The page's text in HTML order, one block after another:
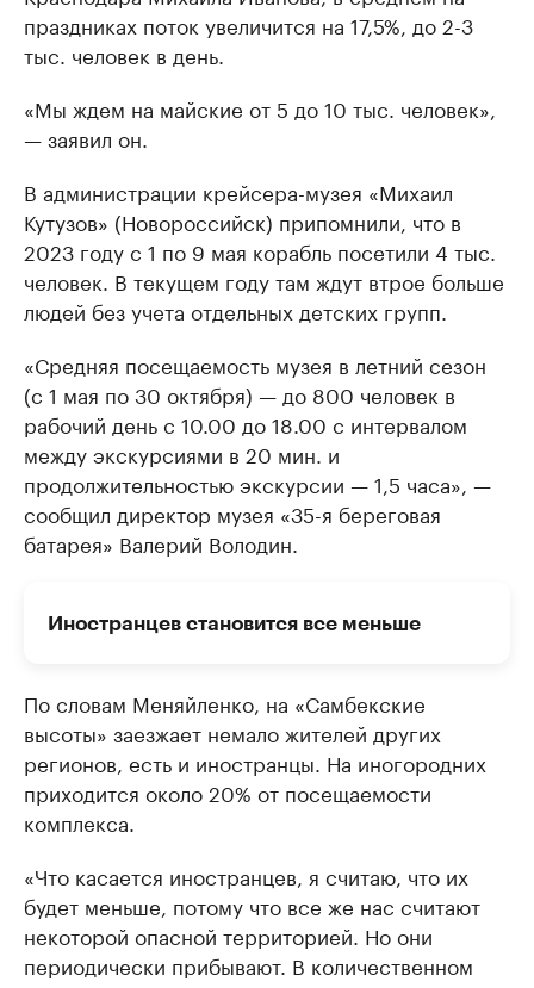
праздниках поток увеличится на 17,5%, до 2-3
тыс. человек в день.
«Мы ждем на майские от 5 до 10 тыс. человек»,
— заявил он.
В администрации крейсера-музея «Михаил
Кутузов» (Новороссийск) припомнили, что в
2023 году с 1 по 9 мая корабль посетили 4 тыс.
человек. В текущем году там ждут втрое больше
людей без учета отдельных детских групп.
«Средняя посещаемость музея в летний сезон
(с 1 мая по 30 октября) — до 800 человек в
рабочий день с 10.00 до 18.00 с интервалом
между экскурсиями в 20 мин. и
продолжительностью экскурсии — 1,5 часа», —
сообщил директор музея «35-я береговая
батарея» Валерий Володин.
Иностранцев становится все меньше
По словам Меняйленко, на «Самбекские
высоты» заезжает немало жителей других
регионов, есть и иностранцы. На иногородних
приходится около 20% от посещаемости
комплекса.
«Что касается иностранцев, я считаю, что их
будет меньше, потому что все же нас считают
некоторой опасной территорией. Но они
периодически прибывают. В количественном